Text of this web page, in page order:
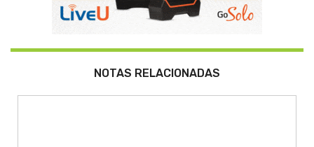
NOTAS RELACIONADAS